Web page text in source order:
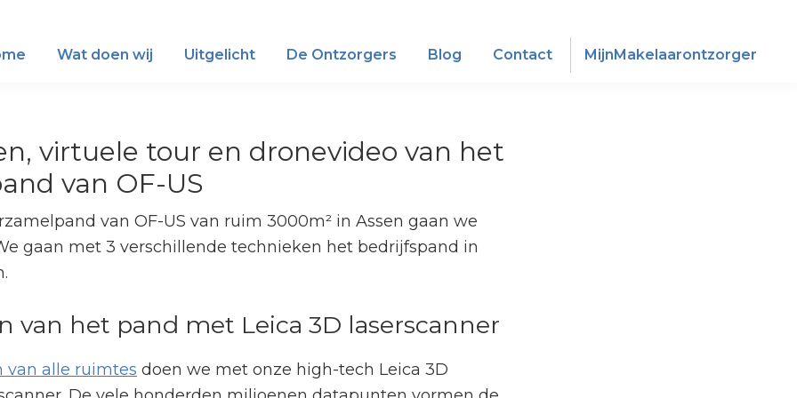
Wat doen wij Uitgelicht De Ontzorgers Blog Contact MijnMakelaarontzorger
virtuele tour en dronevideo van het
van OF-US
van OF-US van ruim 3000m² in Assen gaan we
gaan met 3 verschillende technieken het bedrijfspand in
van het pand met Leica 3D laserscanner
van alle ruimtes doen we met onze high-tech Leica 3D